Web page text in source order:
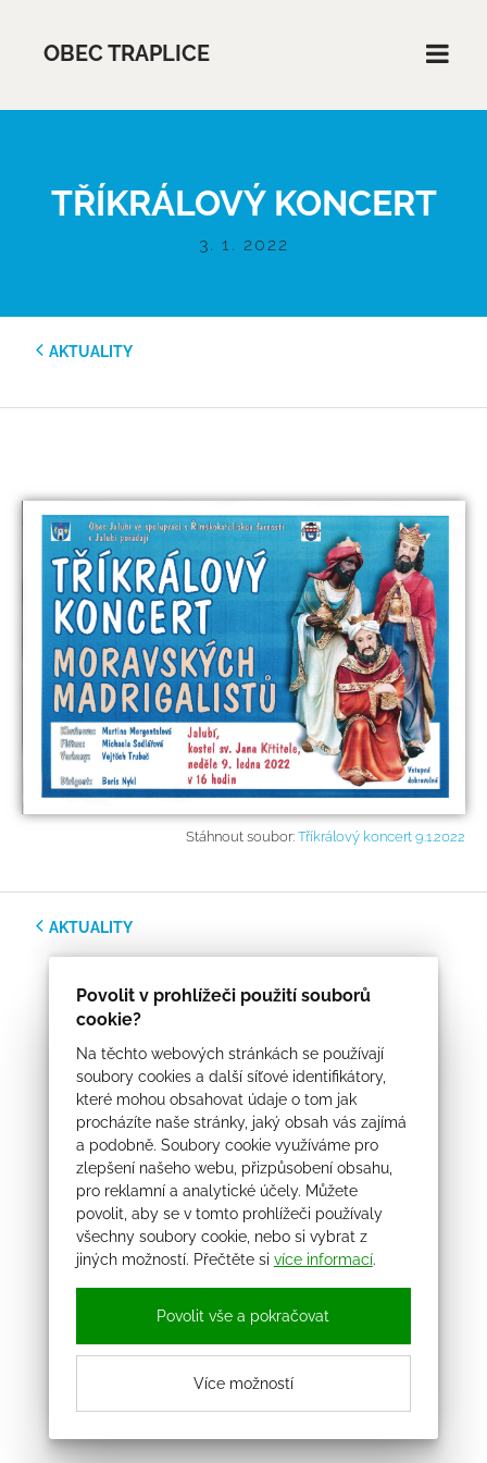
Povolit v prohlížeči použití souborů
cookie?
Na těchto webových stránkách se používají
soubory cookies a další síťové identifikátory,
které mohou obsahovat údaje o tom jak
procházíte naše stránky, jaký obsah vás zajímá
a podobně. Soubory cookie využíváme pro
zlepšení našeho webu, přizpůsobení obsahu,
pro reklamní a analytické účely. Můžete
povolit, aby se v tomto prohlížeči používaly
všechny soubory cookie, nebo si vybrat z
jiných možností. Přečtěte si více informací.
Povolit vše a pokračovat
Více možností
OBEC TRAPLICE
TŘÍKRÁLOVÝ KONCERT
3. 1. 2022
AKTUALITY
Stáhnout soubor: Tříkrálový koncert 9.1.2022
AKTUALITY